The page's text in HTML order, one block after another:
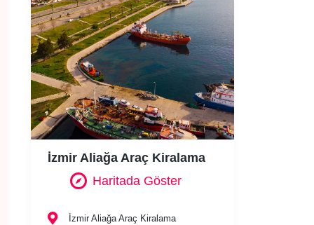
İzmir Aliağa Araç Kiralama
Haritada Göster
İzmir Aliağa Araç Kiralama